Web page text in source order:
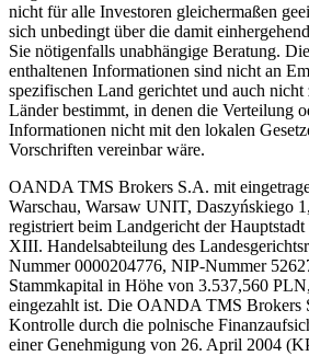
nicht für alle Investoren gleichermaßen
sich unbedingt über die damit
Sie nötigenfalls unabhängige Beratung.
enthaltenen Informationen sind nicht an
spezifischen Land gerichtet und auch nicht
Länder bestimmt, in denen die Verteilung
Informationen nicht mit den lokalen
Vorschriften vereinbar wäre.
OANDA TMS Brokers S.A. mit
Warschau, Warsaw UNIT, Daszyńskiego
registriert beim Landgericht der Hauptstadt
XIII. Handelsabteilung des
Nummer 0000204776, NIP-Nummer
Stammkapital in Höhe von 3.537,560
eingezahlt ist. Die OANDA TMS Brokers
Kontrolle durch die polnische
einer Genehmigung von 26. April 2004